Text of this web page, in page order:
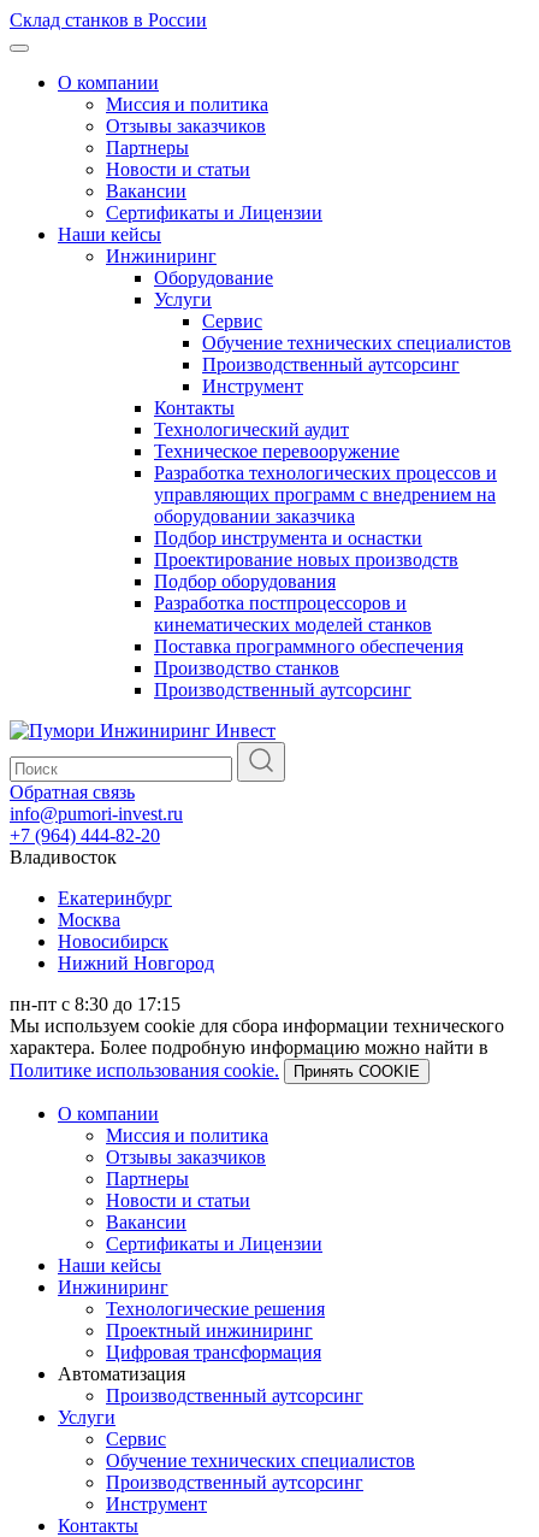
Склад станков в России
О компании
Миссия и политика
Отзывы заказчиков
Партнеры
Новости и статьи
Вакансии
Сертификаты и Лицензии
Наши кейсы
Инжиниринг
Оборудование
Услуги
Сервис
Обучение технических специалистов
Производственный аутсорсинг
Инструмент
Контакты
Технологический аудит
Техническое перевооружение
Разработка технологических процессов и
управляющих программ с внедрением на
оборудовании заказчика
Подбор инструмента и оснастки
Проектирование новых производств
Подбор оборудования
Разработка постпроцессоров и
кинематических моделей станков
Поставка программного обеспечения
Производство станков
Производственный аутсорсинг
Обратная связь
info@pumori-invest.ru
+7 (964) 444-82-20
Владивосток
Екатеринбург
Москва
Новосибирск
Нижний Новгород
пн-пт с 8:30 до 17:15
Мы используем cookie для сбора информации технического
характера. Более подробную информацию можно найти в
Политике использования cookie.
Принять COOKIE
О компании
Миссия и политика
Отзывы заказчиков
Партнеры
Новости и статьи
Вакансии
Сертификаты и Лицензии
Наши кейсы
Инжиниринг
Технологические решения
Проектный инжиниринг
Цифровая трансформация
Автоматизация
Производственный аутсорсинг
Услуги
Сервис
Обучение технических специалистов
Производственный аутсорсинг
Инструмент
Контакты